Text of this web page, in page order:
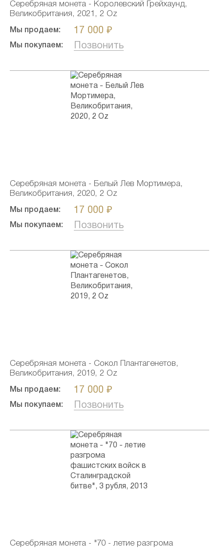
Серебряная монета - Королевский Грейхаунд,
Великобритания, 2021, 2 Oz
Мы продаем: 17 000 ₽
Мы покупаем: Позвонить
Серебряная монета - Белый Лев Мортимера,
Великобритания, 2020, 2 Oz
Мы продаем: 17 000 ₽
Мы покупаем: Позвонить
Серебряная монета - Сокол Плантагенетов,
Великобритания, 2019, 2 Oz
Мы продаем: 17 000 ₽
Мы покупаем: Позвонить
Серебряная монета - "70 - летие разгрома